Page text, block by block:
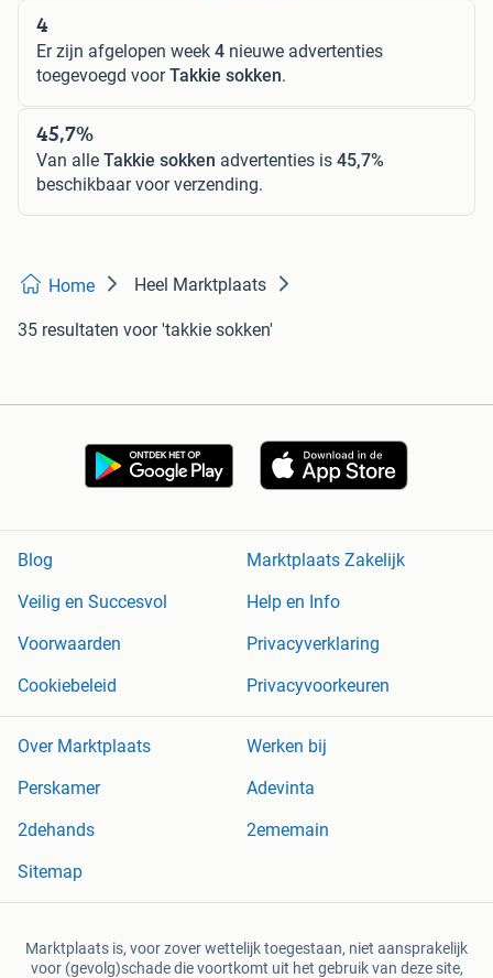
4
Er zijn afgelopen week 4 nieuwe advertenties
toegevoegd voorTakkie sokken.
45,7%
Van alle Takkie sokken advertenties is 45,7%
beschikbaar voor verzending.
Home Heel Marktplaats
35 resultaten voor 'takkie sokken'
Blog
Marktplaats Zakelijk
Veilig en Succesvol
Help en Info
Voorwaarden
Privacyverklaring
Cookiebeleid
Privacyvoorkeuren
Over Marktplaats
Werken bij
Perskamer
Adevinta
2dehands
2ememain
Sitemap
Marktplaats is, voor zover wettelijk toegestaan, niet aansprakelijk
voor (gevolg)schade die voortkomt uit het gebruik van deze site,